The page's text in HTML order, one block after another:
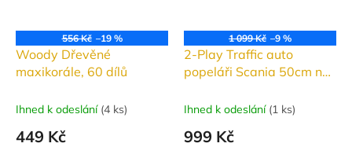
556 Kč –19 %
Woody Dřevěné
maxikorále, 60 dílů
Ihned k odeslání (4 ks)
449 Kč
1 099 Kč –9 %
2-Play Traffic auto
popeláři Scania 50cm na
Ihned k odeslání (1 ks)
999 Kč